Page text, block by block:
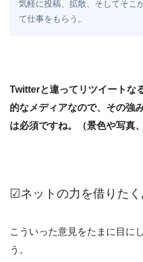
気軽に投稿、拡散、そしてそこ
て仕事をもらう。
Twitterと違ってリツイートな
的なメディアなので、その強
は必須ですね。（景色や写真、
☑ネットの力を借りた
こういった意見をたまに目に
う。